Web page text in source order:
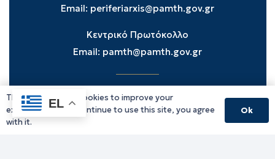
Email: periferiarxis@pamth.gov.gr
Κεντρικό Πρωτόκολλο
Email: pamth@pamth.gov.gr
Υπηρεσίες Δράμας
Υπηρεσίες Καβάλας
EL
This website uses cookies to improve your
experience. If you continue to use this site, you agree
with it.
Ok